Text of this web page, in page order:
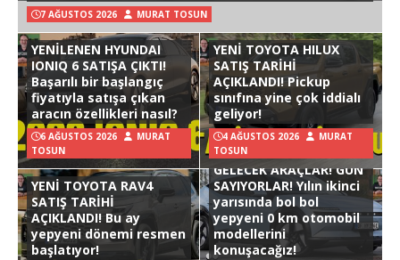
7 AĞUSTOS 2026 MURAT TOSUN
YENİLENEN HYUNDAI
IONIQ 6 SATIŞA ÇIKTI!
Başarılı bir başlangıç
fiyatıyla satışa çıkan
aracın özellikleri nasıl?
6 AĞUSTOS 2026
MURAT
TOSUN
YENİ TOYOTA HILUX
SATIŞ TARİHİ
AÇIKLANDI! Pickup
sınıfına yine çok iddialı
geliyor!
4 AĞUSTOS 2026
MURAT
TOSUN
YENİ TOYOTA RAV4
SATIŞ TARİHİ
AÇIKLANDI! Bu ay
yepyeni dönemi resmen
başlatıyor!
GELECEK ARAÇLAR! GÜN
SAYIYORLAR! Yılın ikinci
yarısında bol bol
yepyeni 0 km otomobil
modellerini
konuşacağız!